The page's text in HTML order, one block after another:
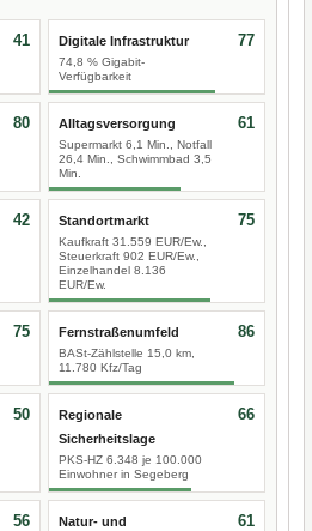
41 Digitale Infrastruktur
74,8 % Gigabit-
Verfügbarkeit
77
80 Alltagsversorgung
Supermarkt 6,1 Min., Notfall
26,4 Min., Schwimmbad 3,5
Min.
61
42 Standortmarkt
Kaufkraft 31.559 EUR/Ew.,
Steuerkraft 902 EUR/Ew.,
Einzelhandel 8.136
EUR/Ew.
75
75 Fernstraßenumfeld
BASt-Zählstelle 15,0 km,
11.780 Kfz/Tag
86
50
Regionale
Sicherheitslage
PKS-HZ 6.348 je 100.000
Einwohner in Segeberg
66
56
Natur- und
61